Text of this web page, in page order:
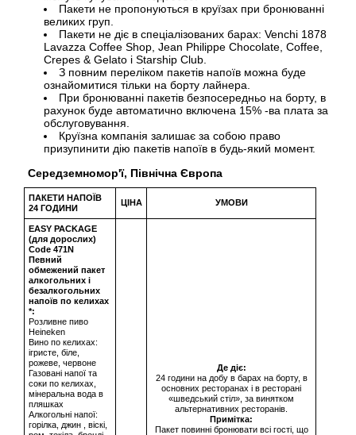
Пакети не пропонуються в круїзах при бронюванні
великих груп.
Пакети не діє в спеціалізованих барах: Venchi 1878
Lavazza Coffee Shop, Jean Philippe Chocolate, Coffee,
Crepes & Gelato і Starship Club.
З повним переліком пакетів напоїв можна буде
ознайомитися тільки на борту лайнера.
При бронюванні пакетів безпосередньо на борту, в
рахунок буде автоматично включена 15% -ва плата за
обслуговування.
Круїзна компанія залишає за собою право
призупинити дію пакетів напоїв в будь-який момент.
Середземномор'ї, Північна Європа
ПАКЕТИ НАПОЇВ
24 ГОДИНИ
ЦІНА УМОВИ
EASY PACKAGE
(для дорослих)
Сode 471N
Певний
обмежений пакет
алкогольних і
безалкогольних
напоїв по келихах
*:
Розливне пиво
Heineken
Вино по келихах:
ігристе, біле,
рожеве, червоне
Газовані напої та
соки по келихах,
мінеральна вода в
пляшках
Алкогольні напої:
горілка, джин , віскі,
Де діє:
24 години на добу в барах на борту, в
основних ресторанах і в ресторані
«шведський стіл», за винятком
альтернативних ресторанів.
Примітка:
Пакет повинні бронювати всі гості, що